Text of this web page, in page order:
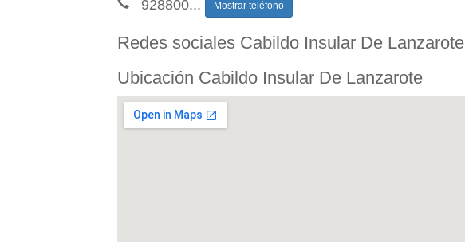
928800... Mostrar teléfono
Redes sociales Cabildo Insular De Lanzarote
Ubicación Cabildo Insular De Lanzarote